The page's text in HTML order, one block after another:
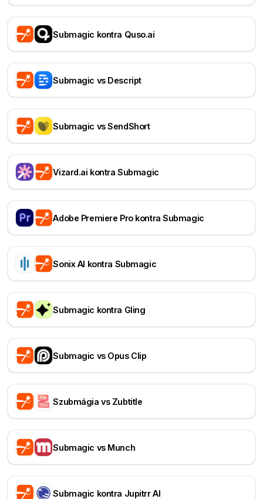
Submagic kontra Quso.ai
Submagic vs Descript
Submagic vs SendShort
Vizard.ai kontra Submagic
Adobe Premiere Pro kontra Submagic
Sonix AI kontra Submagic
Submagic kontra Gling
Submagic vs Opus Clip
Szubmágia vs Zubtitle
Submagic vs Munch
Submagic kontra Jupitrr AI